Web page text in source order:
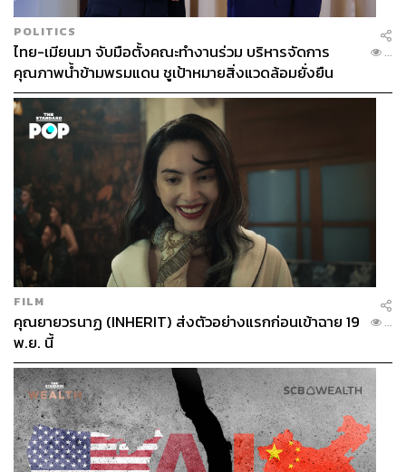
POLITICS
ไทย-เมียนมา จับมือตั้งคณะทำงานร่วม บริหารจัดการ
คุณภาพน้ำข้ามพรมแดน ชูเป้าหมายสิ่งแวดล้อมยั่งยืน
...
FILM
คุณยายวรนาฏ (INHERIT) ส่งตัวอย่างแรกก่อนเข้าฉาย 19
พ.ย. นี้
...